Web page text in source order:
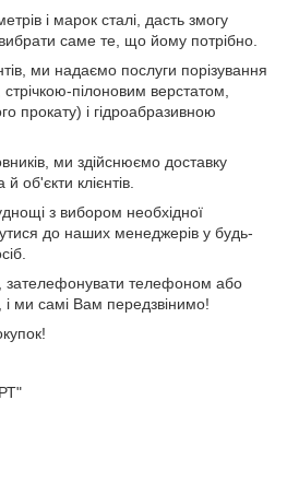
і марок сталі, дасть змогу
саме те, що йому потрібно.
ми надаємо послуги порізування
пілоновим верстатом,
прокату) і гідроабразивною
ми здійснюємо доставку
об'єкти клієнтів.
з вибором необхідної
до наших менеджерів у будь-
телефоном або
і ми самі Вам передзвінимо!